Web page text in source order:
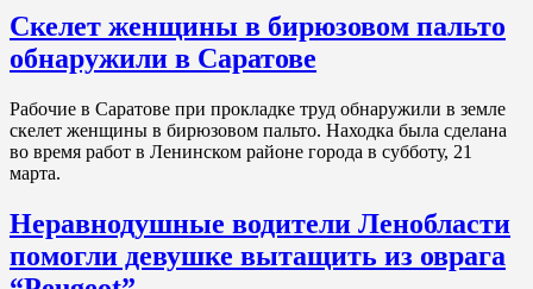
Скелет женщины в бирюзовом пальто
обнаружили в Саратове
Рабочие в Саратове при прокладке труд обнаружили в земле
скелет женщины в бирюзовом пальто. Находка была сделана
во время работ в Ленинском районе города в субботу, 21
марта.
Неравнодушные водители Ленобласти
помогли девушке вытащить из оврага